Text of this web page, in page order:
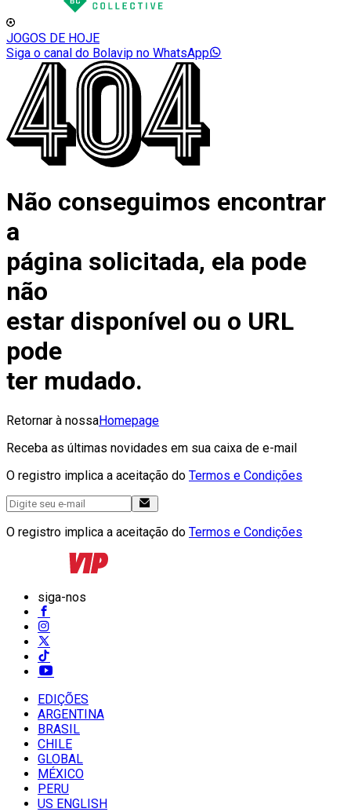
JOGOS DE HOJE
Siga o canal do Bolavip no WhatsApp
Não conseguimos encontrar
a
página solicitada, ela pode
não
estar disponível ou o URL
pode
ter mudado.
Retornar à nossaHomepage
Receba as últimas novidades em sua caixa de e-mail
O registro implica a aceitação do Termos e Condições
O registro implica a aceitação do Termos e Condições
siga-nos
EDIÇÕES
ARGENTINA
BRASIL
CHILE
GLOBAL
MÉXICO
PERU
US ENGLISH